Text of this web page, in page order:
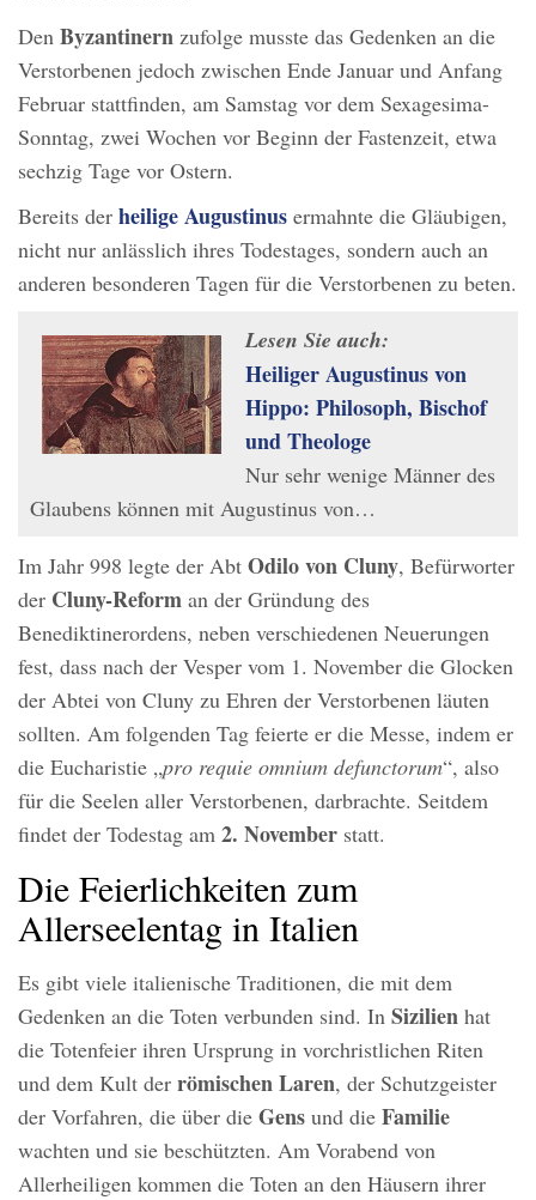
Den Byzantinern zufolge musste das Gedenken an die
Verstorbenen jedoch zwischen Ende Januar und Anfang
Februar stattfinden, am Samstag vor dem Sexagesima-
Sonntag, zwei Wochen vor Beginn der Fastenzeit, etwa
sechzig Tage vor Ostern.
Bereits der heilige Augustinus ermahnte die Gläubigen,
nicht nur anlässlich ihres Todestages, sondern auch an
anderen besonderen Tagen für die Verstorbenen zu beten.
Lesen Sie auch:
Heiliger Augustinus von
Hippo: Philosoph, Bischof
und Theologe
Nur sehr wenige Männer des
Glaubens können mit Augustinus von…
Im Jahr 998 legte der Abt Odilo von Cluny, Befürworter
der Cluny-Reform an der Gründung des
Benediktinerordens, neben verschiedenen Neuerungen
fest, dass nach der Vesper vom 1. November die Glocken
der Abtei von Cluny zu Ehren der Verstorbenen läuten
sollten. Am folgenden Tag feierte er die Messe, indem er
die Eucharistie „pro requie omnium defunctorum“, also
für die Seelen aller Verstorbenen, darbrachte. Seitdem
findet der Todestag am 2. November statt.
Die Feierlichkeiten zum
Allerseelentag in Italien
Es gibt viele italienische Traditionen, die mit dem
Gedenken an die Toten verbunden sind. In Sizilien hat
die Totenfeier ihren Ursprung in vorchristlichen Riten
und dem Kult der römischen Laren, der Schutzgeister
der Vorfahren, die über die Gens und die Familie
wachten und sie beschützten. Am Vorabend von
Allerheiligen kommen die Toten an den Häusern ihrer